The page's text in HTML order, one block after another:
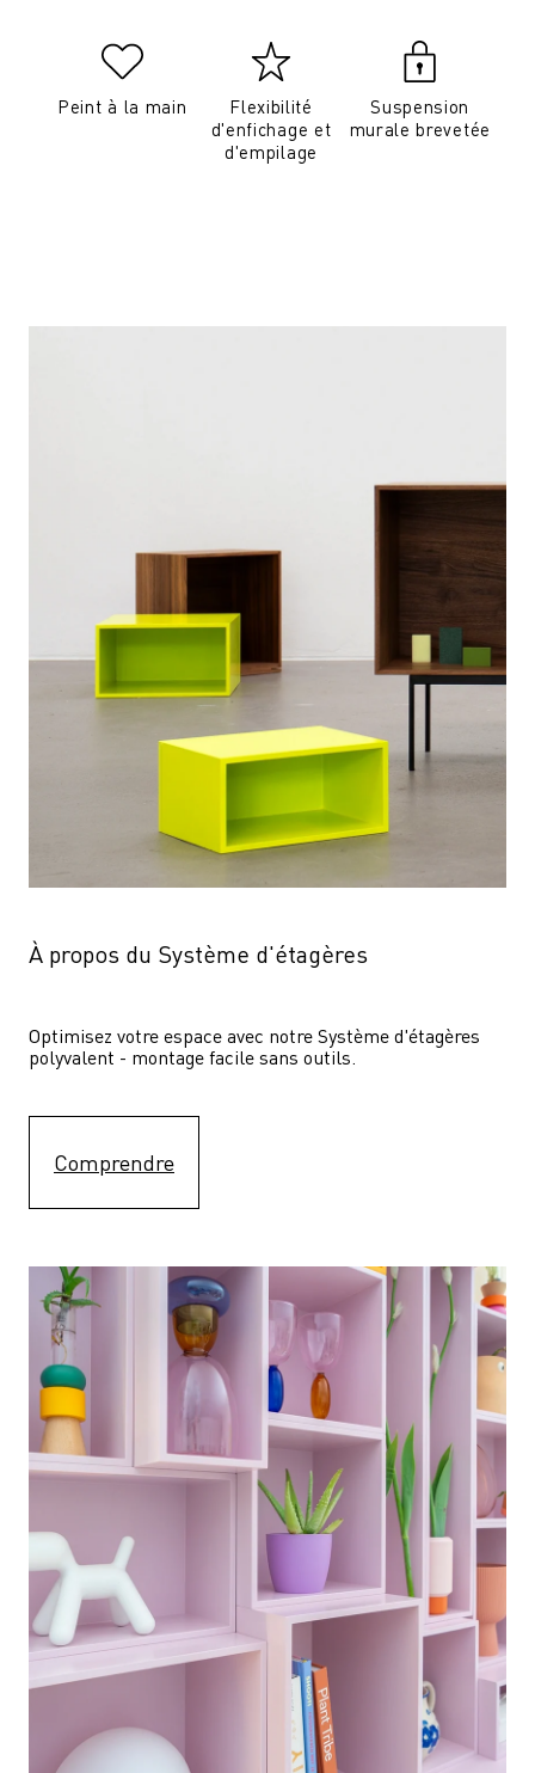
Peint à la main
Flexibilité
d'enfichage et
d'empilage
Suspension
murale brevetée
À propos du Système d'étagères
Optimisez votre espace avec notre Système d'étagères
polyvalent - montage facile sans outils.
Comprendre